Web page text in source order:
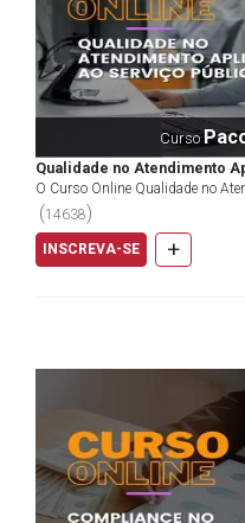
Curso
Qualidade no Atendimento
O Curso Online Qualidade no
tem o objetivo de promover um
(14638)
INSCREVA-SE +